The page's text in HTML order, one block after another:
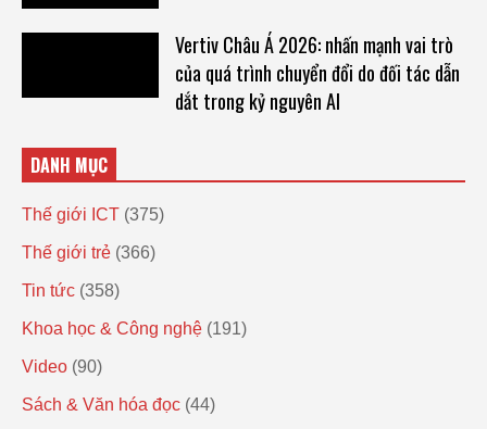
Vertiv Châu Á 2026: nhấn mạnh vai trò
của quá trình chuyển đổi do đối tác dẫn
dắt trong kỷ nguyên AI
DANH MỤC
Thế giới ICT (375)
Thế giới trẻ (366)
Tin tức (358)
Khoa học & Công nghệ (191)
Video (90)
Sách & Văn hóa đọc (44)